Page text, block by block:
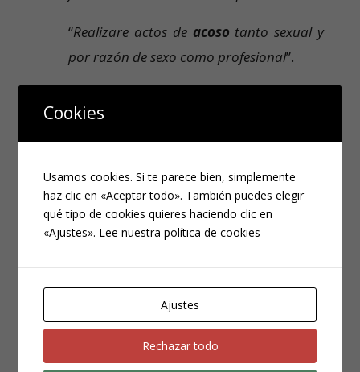
“Realizare actos de acoso tanto sexual y
por razón de sexo como profesional”.
“Atentarede modograve” contra la
“intimidad,dignidad personal o en el
trabajo”.
“que supongan gravediscriminaciónpor
razón de nacimiento, origen racial o
étnico, sexo, orientación sexual, religión,
convicciones, opinión, discapacidad o
Cookies
Usamos cookies. Si te parece bien, simplemente
haz clic en «Aceptar todo». También puedes elegir
qué tipo de cookies quieres haciendo clic en
«Ajustes». Lee nuestra política de cookies
Ajustes
Rechazar todo